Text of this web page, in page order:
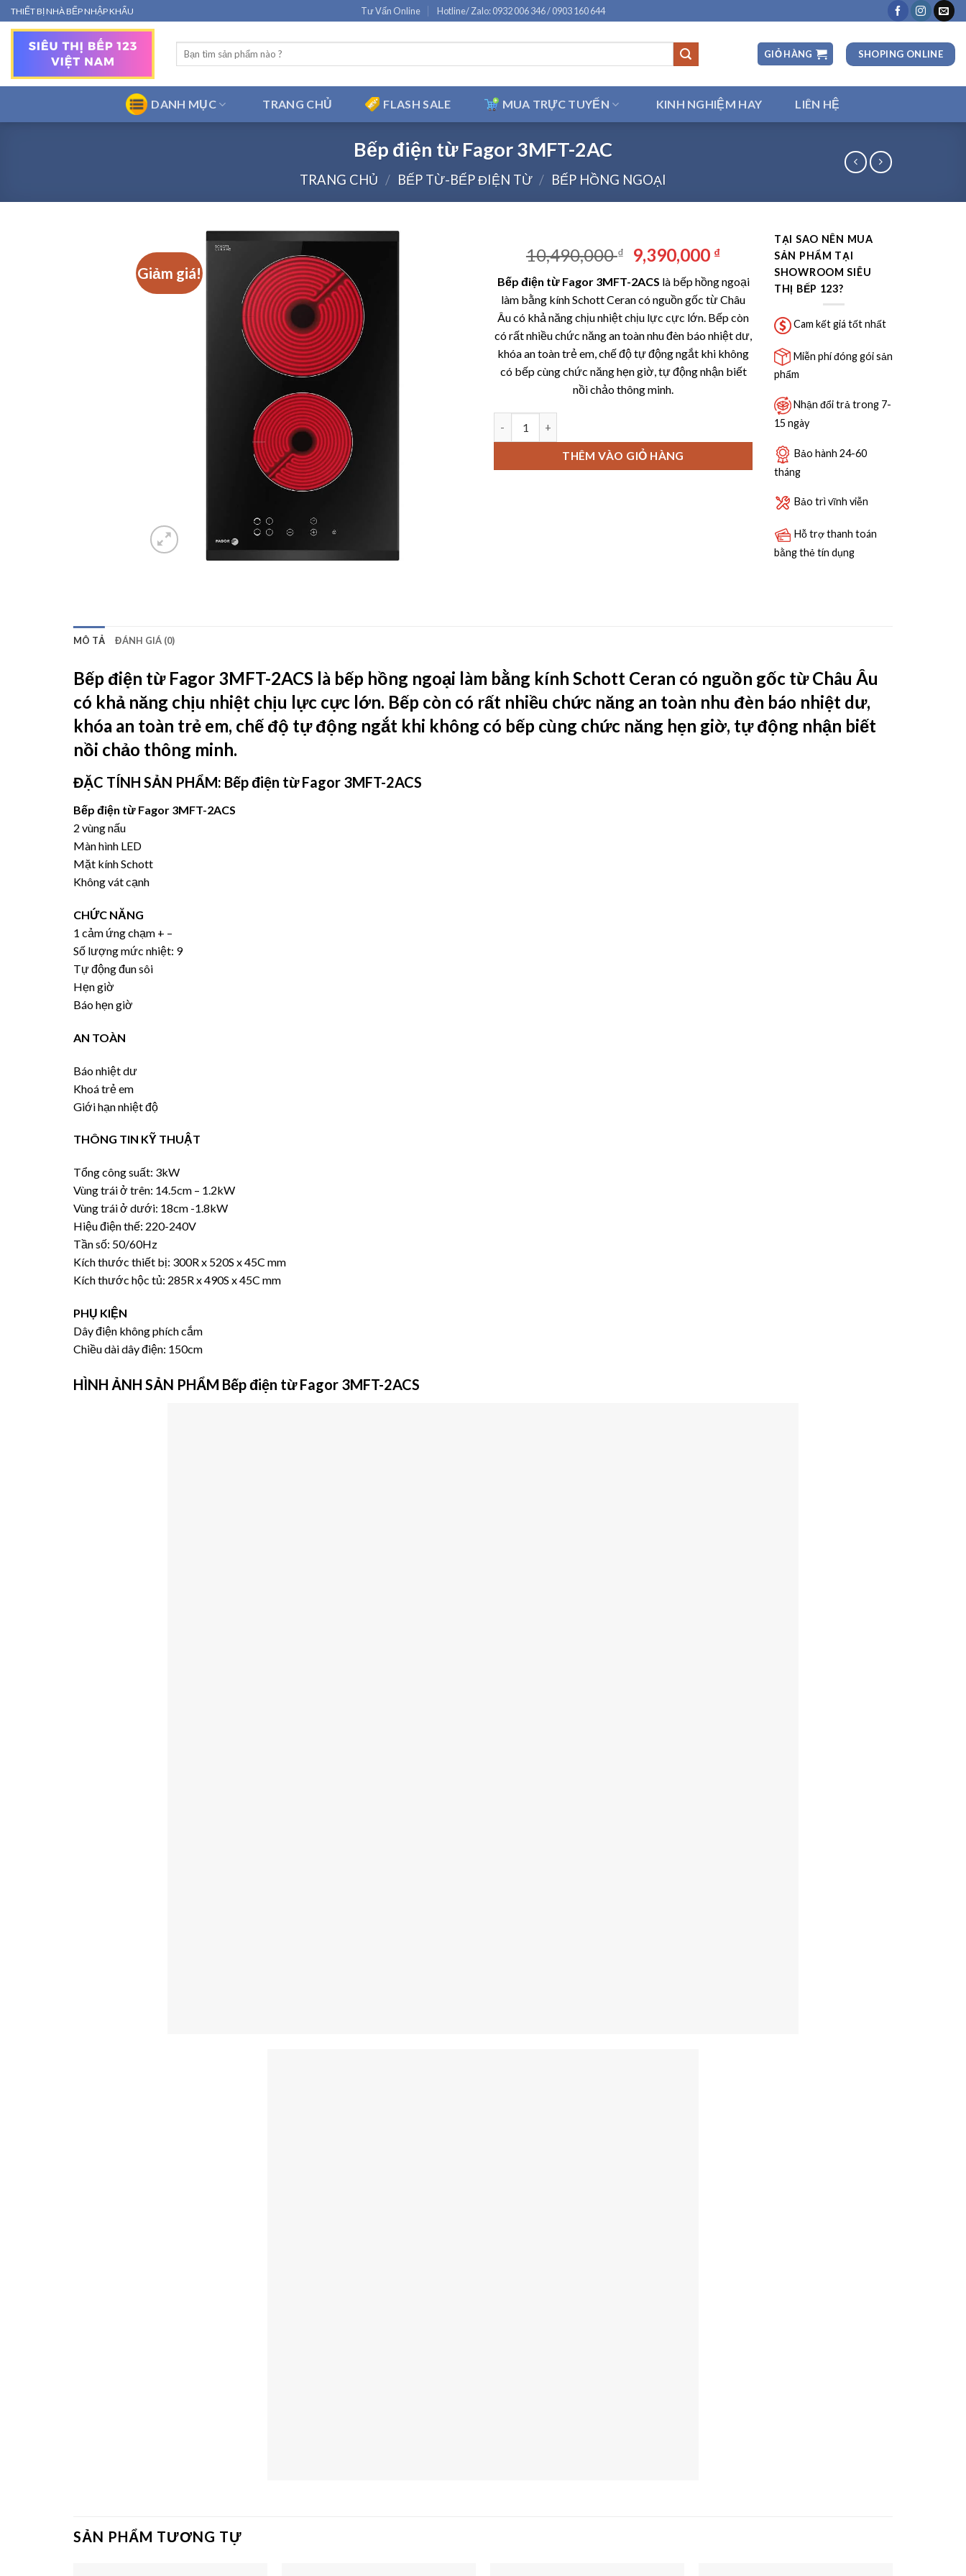
Bỏ
qua
THIẾT BỊ NHÀ BẾP NHẬP KHẨU Tư Vấn Online Hotline/ Zalo: 0932 006 346 / 0903 160 644
Tìm
kiếm:
GIỎ HÀNG SHOPING ONLINE
DANH MỤC TRANG CHỦ FLASH SALE MUA TRỰC TUYẾN KINH NGHIỆM HAY LIÊN HỆ
Bếp điện từ Fagor 3MFT-2AC
TRANG CHỦ / BẾP TỪ-BẾP ĐIỆN TỪ / BẾP HỒNG NGOẠI
Giảm giá!
10,490,000₫
Giá
gốc
là:
10,490,000 ₫.
9,390,000 ₫Giá
tại
là:
9,390,000 ₫.
Bếp điện từ Fagor 3MFT-2ACS là bếp hồng ngoại
làm bằng kính Schott Ceran có nguồn gốc từ Châu
Âu có khả năng chịu nhiệt chịu lực cực lớn. Bếp còn
có rất nhiều chức năng an toàn nhu đèn báo nhiệt dư,
khóa an toàn trẻ em, chế độ tự động ngắt khi không
có bếp cùng chức năng hẹn giờ, tự động nhận biết
nồi chảo thông minh.
THÊM VÀO GIỎ HÀNG
TẠI SAO NÊN MUA
SẢN PHẨM TẠI
SHOWROOM SIÊU
THỊ BẾP 123?
Cam kết giá tốt nhất
Miễn phí đóng gói sản
phẩm
Nhận đổi trả trong 7-
15 ngày
Bảo hành 24-60
tháng
Bảo trì vĩnh viễn
Hỗ trợ thanh toán
bằng thẻ tín dụng
MÔ TẢ ĐÁNH GIÁ (0)
Bếp điện từ Fagor 3MFT-2ACS là bếp hồng ngoại làm bằng kính Schott Ceran có nguồn gốc từ Châu Âu
có khả năng chịu nhiệt chịu lực cực lớn. Bếp còn có rất nhiều chức năng an toàn nhu đèn báo nhiệt dư,
khóa an toàn trẻ em, chế độ tự động ngắt khi không có bếp cùng chức năng hẹn giờ, tự động nhận biết
nồi chảo thông minh.
ĐẶC TÍNH SẢN PHẨM: Bếp điện từ Fagor 3MFT-2ACS
Bếp điện từ Fagor 3MFT-2ACS
2 vùng nấu
Màn hình LED
Mặt kính Schott
Không vát cạnh
CHỨC NĂNG
1 cảm ứng chạm + –
Số lượng mức nhiệt: 9
Tự động đun sôi
Hẹn giờ
Báo hẹn giờ
AN TOÀN
Báo nhiệt dư
Khoá trẻ em
Giới hạn nhiệt độ
THÔNG TIN KỸ THUẬT
Tổng công suất: 3kW
Vùng trái ở trên: 14.5cm – 1.2kW
Vùng trái ở dưới: 18cm -1.8kW
Hiệu điện thế: 220-240V
Tần số: 50/60Hz
Kích thước thiết bị: 300R x 520S x 45C mm
Kích thước hộc tủ: 285R x 490S x 45C mm
PHỤ KIỆN
Dây điện không phích cắm
Chiều dài dây điện: 150cm
HÌNH ẢNH SẢN PHẨM Bếp điện từ Fagor 3MFT-2ACS
SẢN PHẨM TƯƠNG TỰ